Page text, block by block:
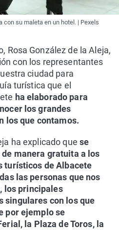
con su maleta en un hotel. | Pexels
Rosa González de la Aleja,
con los representantes
ciudad para
turística que el
ha elaborado para
los grandes
los que contamos.
ha explicado quese
manera gratuita a los
turísticos de Albacete
las personas que nos
los principales
singulares con los que
por ejemplo se
la Plaza de Toros, la